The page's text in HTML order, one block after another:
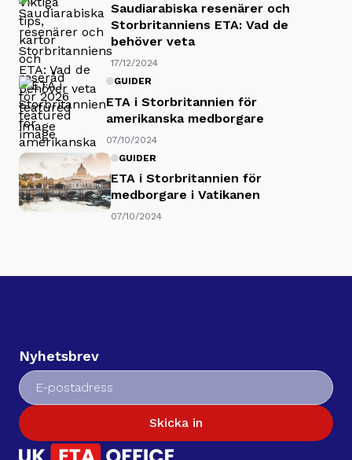
Saudiarabiska resenärer och
Storbritanniens ETA: Vad de
behöver veta
17/12/2024
GUIDER
ETA i Storbritannien för
amerikanska medborgare
07/10/2024
GUIDER
ETA i Storbritannien för
medborgare i Vatikanen
07/10/2024
Nyhetsbrev
Skicka in